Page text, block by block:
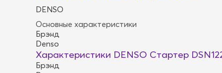
DENSO
Основные характеристики
Брэнд
Denso
Характеристики DENSO Стартер
Брэнд